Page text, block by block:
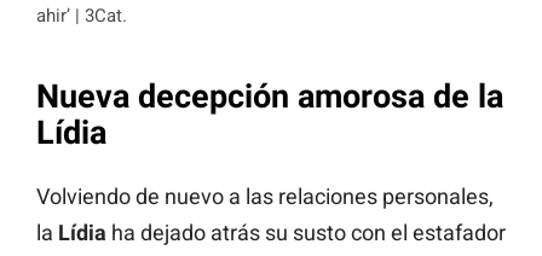
ahir’ | 3Cat.
Nueva decepción amorosa de la
Lídia
Volviendo de nuevo a las relaciones personales,
la Lídia ha dejado atrás su susto con el estafador